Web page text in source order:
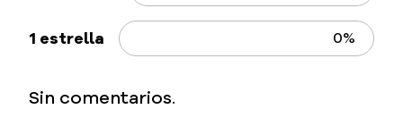
1 estrella 0%
Sin comentarios.